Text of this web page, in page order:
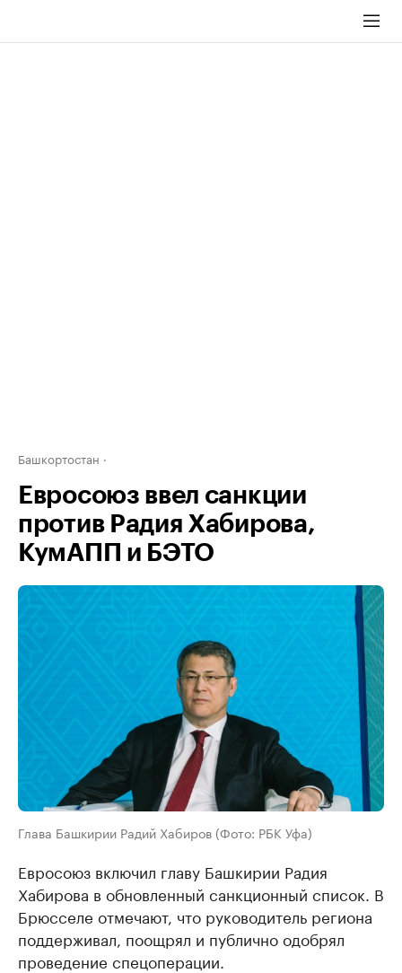
Башкортостан
Евросоюз ввел санкции
против Радия Хабирова,
КумАПП и БЭТО
Глава Башкирии Радий Хабиров (Фото: РБК Уфа)
Евросоюз включил главу Башкирии Радия
Хабирова в обновленный санкционный список. В
Брюсселе отмечают, что руководитель региона
поддерживал, поощрял и публично одобрял
проведение спецоперации.